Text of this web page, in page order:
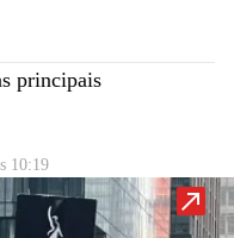
principais
10:19